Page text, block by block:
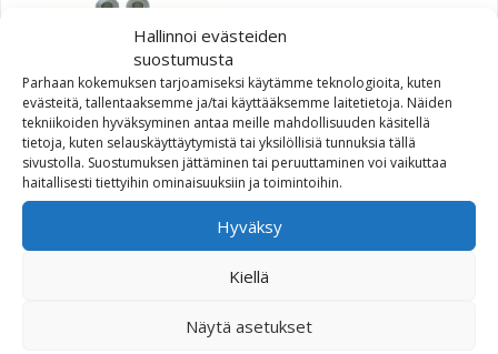
Hallinnoi evästeiden
suostumusta
Parhaan kokemuksen tarjoamiseksi käytämme teknologioita, kuten
evästeitä, tallentaaksemme ja/tai käyttääksemme laitetietoja. Näiden
tekniikoiden hyväksyminen antaa meille mahdollisuuden käsitellä
tietoja, kuten selauskäyttäytymistä tai yksilöllisiä tunnuksia tällä
sivustolla. Suostumuksen jättäminen tai peruuttaminen voi vaikuttaa
haitallisesti tiettyihin ominaisuuksiin ja toimintoihin.
Hyväksy
Kiellä
Näytä asetukset
SW-Motech Tangonkoroke
22mm tanko 28mm KTM
LC4 Adventure 01- hopea
35,00€